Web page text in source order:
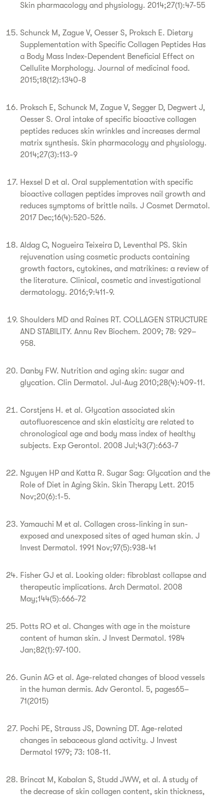
Skin pharmacology and physiology. 2014;27(1):47-55
Schunck M, Zague V, Oesser S, Proksch E. Dietary
Supplementation with Specific Collagen Peptides Has
a Body Mass Index-Dependent Beneficial Effect on
Cellulite Morphology. Journal of medicinal food.
2015;18(12):1340-8
Proksch E, Schunck M, Zague V, Segger D, Degwert J,
Oesser S. Oral intake of specific bioactive collagen
peptides reduces skin wrinkles and increases dermal
matrix synthesis. Skin pharmacology and physiology.
2014;27(3):113-9
Hexsel D et al. Oral supplementation with specific
bioactive collagen peptides improves nail growth and
reduces symptoms of brittle nails. J Cosmet Dermatol.
2017 Dec;16(4):520-526.
Aldag C, Nogueira Teixeira D, Leventhal PS. Skin
rejuvenation using cosmetic products containing
growth factors, cytokines, and matrikines: a review of
the literature. Clinical, cosmetic and investigational
dermatology. 2016;9:411-9.
Shoulders MD and Raines RT. COLLAGEN STRUCTURE
AND STABILITY. Annu Rev Biochem. 2009; 78: 929–
958.
Danby FW. Nutrition and aging skin: sugar and
glycation. Clin Dermatol. Jul-Aug 2010;28(4):409-11.
Corstjens H. et al. Glycation associated skin
autofluorescence and skin elasticity are related to
chronological age and body mass index of healthy
subjects. Exp Gerontol. 2008 Jul;43(7):663-7
Nguyen HP and Katta R. Sugar Sag: Glycation and the
Role of Diet in Aging Skin. Skin Therapy Lett. 2015
Nov;20(6):1-5.
Yamauchi M et al. Collagen cross-linking in sun-
exposed and unexposed sites of aged human skin. J
Invest Dermatol. 1991 Nov;97(5):938-41
Fisher GJ et al. Looking older: fibroblast collapse and
therapeutic implications. Arch Dermatol. 2008
May;144(5):666-72
Potts RO et al. Changes with age in the moisture
content of human skin. J Invest Dermatol. 1984
Jan;82(1):97-100.
Gunin AG et al. Age-related changes of blood vessels
in the human dermis. Adv Gerontol. 5, pages65–
71(2015)
Pochi PE, Strauss JS, Downing DT. Age-related
changes in sebaceous gland activity. J Invest
Dermatol 1979; 73: 108-11.
Brincat M, Kabalan S, Studd JWW, et al. A study of
the decrease of skin collagen content, skin thickness,